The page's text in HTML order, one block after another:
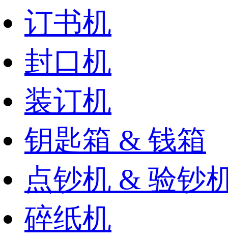
订书机
封口机
装订机
钥匙箱 & 钱箱
点钞机 & 验钞
碎纸机